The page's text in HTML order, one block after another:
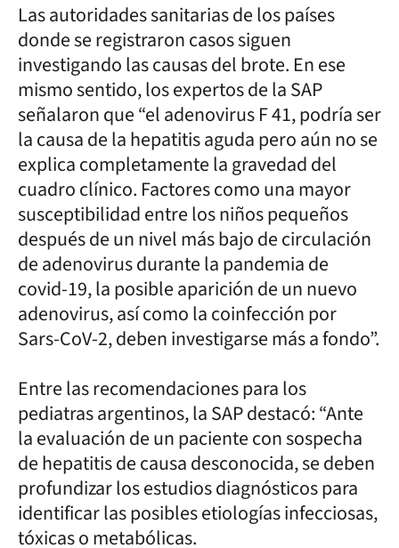
Las autoridades sanitarias de los países
donde se registraron casos siguen
investigando las causas del brote. En ese
mismo sentido, los expertos de la SAP
señalaron que “el adenovirus F 41, podría ser
la causa de la hepatitis aguda pero aún no se
explica completamente la gravedad del
cuadro clínico. Factores como una mayor
susceptibilidad entre los niños pequeños
después de un nivel más bajo de circulación
de adenovirus durante la pandemia de
covid-19, la posible aparición de un nuevo
adenovirus, así como la coinfección por
Sars-CoV-2, deben investigarse más a fondo”.
Entre las recomendaciones para los
pediatras argentinos, la SAP destacó: “Ante
la evaluación de un paciente con sospecha
de hepatitis de causa desconocida, se deben
profundizar los estudios diagnósticos para
identificar las posibles etiologías infecciosas,
tóxicas o metabólicas.